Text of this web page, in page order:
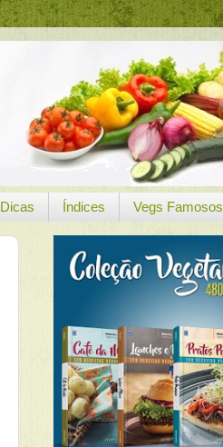
Dicas Índices Vegs Famosos